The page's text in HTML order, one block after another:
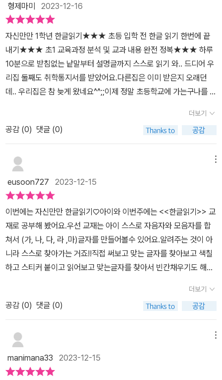
형제마미 2023-12-16
자신만만 1학년 한글읽기★★★ 초등 입학 전 한글 읽기 한번에 끝
내기★★★ 초1 교육과정 분석 및 교과 내용 완전 정복★★★ 하루
10분으로 받침없는 낱말부터 설명글까지 스스로 읽기 와.. 드디어 우
리집 둘째도 취학통지서를 받았어요.다른집은 이미 받은지 오래던
데.. 우리집은 참 늦게 왔네요^^;;이제 정말 초등학교에 가는구나를 느
자신만만을 매일 외치는데요.이거 또한 말하는 힘이 크네요^^ ㅎㅎ어
느덧 <자신만만 1학년> 공통학습을 끝내고 한글읽기를 해보았어요.
자신만만 한글읽기는 총 5가지 테마로 구성되어 있어요.초1 교육과
정 교과내용 수록되어 있구요! 하루 10분으로 받침없는 낱말부터 스
스로 읽는 연습할 수 있어서 좋아요.1. 글자 찾기소근육이 크게 발달
하는 1학년 아이들에게 연필보다 색연필이 훨씬 좋다고해요.사인펜
을 좋아하는 친구가 있겠지만 사인펜은 색연필에 비해 미끄러워서 추
천하지 않는다고 하네요^^연필잡는 습관이 참 중요한데.. 한번 잘못
된 연필잡는 습관이 길들여지니 고기가 너무 힘들네요ㅠㅠ ㅎ2. 낱말
완성하고 읽기스티커를 떼어 알맞은 곳에 붙이는 활동은 단순해보이
지만 정확한 위치에 붙이는건 노와 눈과 손이 적확하게 협응해야만
가능하다고 해요.소근육을 즐겁게 사용하도록 도와주자구요^^3. 문
장 완성하고, 소리 내어 읽기연필로 또박또박 쓰는건 정말 중요한거
같아요.연필잡는 습관을 고치려 하지만.. 쉽지 않아서 속상한 엄마입
큰 소리로 또박또박 읽는 연습도 시킬 수 있어서 자신만만 교재가 너
무 좋아요.우리아이는 성격이 급해서 빨리 읽으려하네요ㅠ ㅎㅎ차차
나아지겠죠^^5. 글 읽고 문제 풀기초등학교 1학년 교과내용이 수록
더보기
공감 (0) 댓글 (0)
eusoon727 2023-12-15
이번에는 자신만만 한글읽기♡아이와 이번주에는 <<한글읽기>> 교
재로 공부해 봤어요.우선 교재는 아이 스스로 자음자와 모음자를 합
쳐서 (가, 나, 다, 라 ,마)글자를 만들어볼수 있어요.알려주는 것이 아
니라 스스로 찾아가는 거죠!!직접 써보고 맞는 글자를 찾아보고 색칠
하고 스티커 붙이고 읽어보고 맞는글자를 찾아서 빈칸채우기도 해보
로 손으로 머리로 익힐 수 있게 만들어진것 같아요.저희 아이는 아직
술술술 읽지 못하기에 큰소리로 읽는것을 좀 많이 부담스러워 하는
데.. 처음부터 너무 길지 않은 읽기미션이 좋았어요.단어 읽기->문장
읽기 이렇게 진행되더라구요.자신감이 생길 수 있게 쉽고 재미있게
귀여운 그림과 너무 많지 않은 문제들이엄마가 풀라고 정해준 분량보
더보기
공감 (0) 댓글 (0)
manimana33 2023-12-15